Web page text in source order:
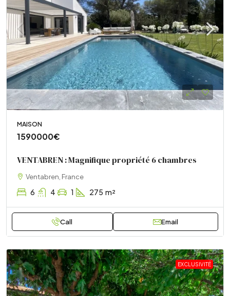
MAISON
1590000€
VENTABREN : Magnifique propriété 6 chambres
Ventabren, France
6 4 1 275 m²
Call Email
EXCLUSIVITÉ